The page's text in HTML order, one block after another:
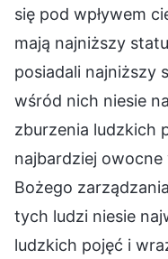
się pod wpływem
mają najniższy
posiadali najniższy
wśród nich niesie
zburzenia ludzkich
najbardziej owocne
Bożego
tych ludzi niesie
ludzkich pojęć i